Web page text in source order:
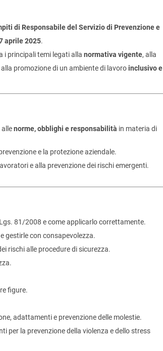
di Responsabile del Servizio di Prevenzione e
aprile 2025.
i principali temi legati alla normativa vigente, alla
alla promozione di un ambiente di lavoroinclusivo e
allenorme, obblighi e responsabilità in materia di
e la protezione aziendale.
e alla prevenzione dei rischi emergenti.
81/2008 e come applicarlo correttamente.
gestirle con consapevolezza.
rischi alle procedure di sicurezza.
figure.
adattamenti e prevenzione delle molestie.
per la prevenzione della violenza e dello stress